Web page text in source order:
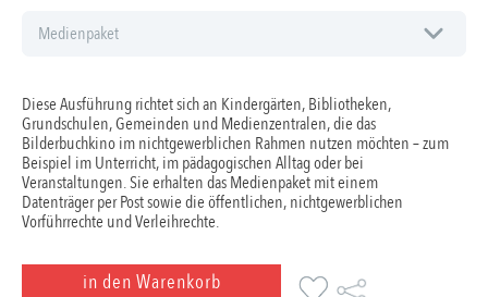
Diese Ausführung richtet sich an Kindergärten, Bibliotheken,
Grundschulen, Gemeinden und Medienzentralen, die das
Bilderbuchkino im nichtgewerblichen Rahmen nutzen möchten – zum
Beispiel im Unterricht, im pädagogischen Alltag oder bei
Veranstaltungen. Sie erhalten das Medienpaket mit einem
Datenträger per Post sowie die öffentlichen, nichtgewerblichen
Vorführrechte und Verleihrechte.
in den Warenkorb